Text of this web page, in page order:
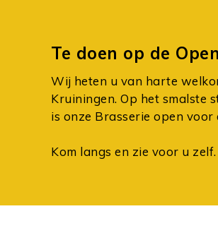
Te doen op de
Wij heten u van harte
Kruiningen. Op het smalste
is onze Brasserie open
Kom langs en zie voor u zelf.